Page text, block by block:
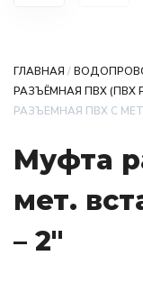
ГЛАВНАЯ /
РАЗЪЁМНАЯ ПВХ (ПВХ
РАЗЪЕМНАЯ ПВХ С
Муфта
мет.
– 2″